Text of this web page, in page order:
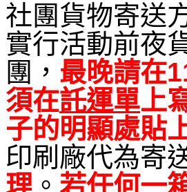
社團貨物寄送
實行活動前夜
團， 最晚請在
須在託運單上
子的明顯處貼
印刷廠代為寄
理。 若任何一